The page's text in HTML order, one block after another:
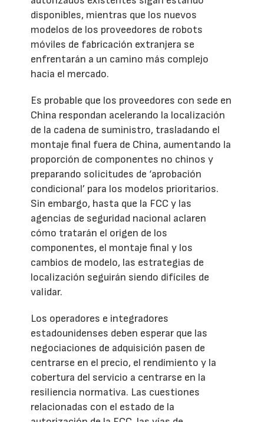
disponibles, mientras que los nuevos
modelos de los proveedores de robots
móviles de fabricación extranjera se
enfrentarán a un camino más complejo
hacia el mercado.
Es probable que los proveedores con sede en
China respondan acelerando la localización
de la cadena de suministro, trasladando el
montaje final fuera de China, aumentando la
proporción de componentes no chinos y
preparando solicitudes de ‘aprobación
condicional’ para los modelos prioritarios.
Sin embargo, hasta que la FCC y las
agencias de seguridad nacional aclaren
cómo tratarán el origen de los
componentes, el montaje final y los
cambios de modelo, las estrategias de
localización seguirán siendo difíciles de
validar.
Los operadores e integradores
estadounidenses deben esperar que las
negociaciones de adquisición pasen de
centrarse en el precio, el rendimiento y la
cobertura del servicio a centrarse en la
resiliencia normativa. Las cuestiones
relacionadas con el estado de la